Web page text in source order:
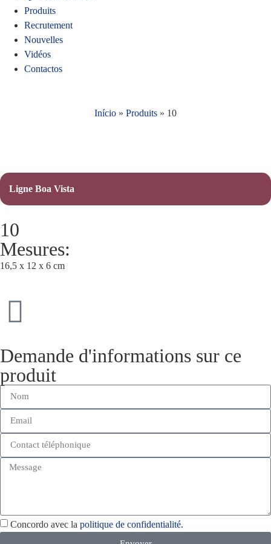
Produits
Recrutement
Nouvelles
Vidéos
Contactos
Início » Produits » 10
Ligne Boa Vista
10
Mesures:
16,5 x 12 x 6 cm
Demande d'informations sur ce
produit
Concordo avec la politique de confidentialité.